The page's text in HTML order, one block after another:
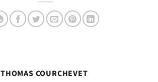
THOMAS COURCHEVET